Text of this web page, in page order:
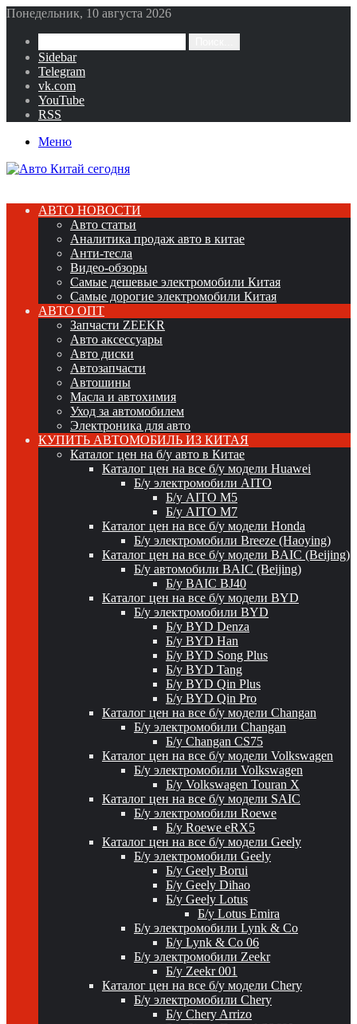
Понедельник, 10 августа 2026
Sidebar
Telegram
vk.com
YouTube
RSS
Меню
АВТО НОВОСТИ
Авто статьи
Аналитика продаж авто в китае
Анти-тесла
Видео-обзоры
Самые дешевые электромобили Китая
Самые дорогие электромобили Китая
АВТО ОПТ
Запчасти ZEEKR
Авто аксессуары
Авто диски
Автозапчасти
Автошины
Масла и автохимия
Уход за автомобилем
Электроника для авто
КУПИТЬ АВТОМОБИЛЬ ИЗ КИТАЯ
Каталог цен на б/у авто в Китае
Каталог цен на все б/у модели Huawei
Б/у электромобили AITO
Б/у AITO M5
Б/у AITO M7
Каталог цен на все б/у модели Honda
Б/у электромобили Breeze (Haoying)
Каталог цен на все б/у модели BAIC (Beijing)
Б/у автомобили BAIC (Beijing)
Б/у BAIC BJ40
Каталог цен на все б/у модели BYD
Б/у электромобили BYD
Б/у BYD Denza
Б/у BYD Han
Б/у BYD Song Plus
Б/у BYD Tang
Б/у BYD Qin Plus
Б/у BYD Qin Pro
Каталог цен на все б/у модели Changan
Б/у электромобили Changan
Б/у Changan CS75
Каталог цен на все б/у модели Volkswagen
Б/у электромобили Volkswagen
Б/у Volkswagen Touran X
Каталог цен на все б/у модели SAIC
Б/у электромобили Roewe
Б/у Roewe eRX5
Каталог цен на все б/у модели Geely
Б/у электромобили Geely
Б/у Geely Borui
Б/у Geely Dihao
Б/у Geely Lotus
Б/у Lotus Emira
Б/у электромобили Lynk & Co
Б/у Lynk & Co 06
Б/у электромобили Zeekr
Б/у Zeekr 001
Каталог цен на все б/у модели Chery
Б/у электромобили Chery
Б/у Chery Arrizo